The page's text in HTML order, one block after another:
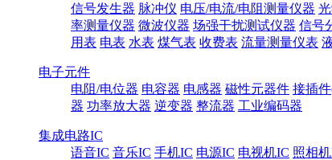
信号发生器 脉冲仪 电压/电流/电阻测量仪器
率测量仪器 微波仪器 场强干扰测试仪器 信号
用表 电表 水表 煤气表 收费表 流量测量仪表
电子元件
电阻/电位器 电容器 电感器 磁性元器件 接插
器 功率放大器 逆变器 整流器 工业编码器
集成电路IC
语音IC 音乐IC 手机IC 电源IC 电视机IC 照相